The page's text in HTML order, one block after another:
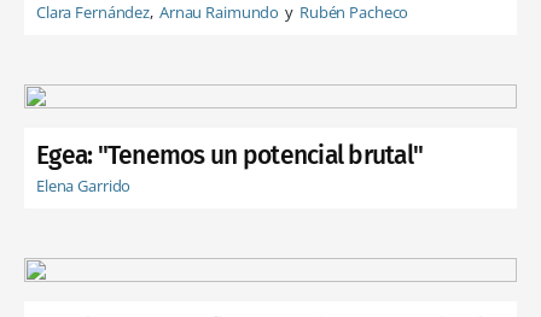
Clara Fernández Arnau Raimundo Rubén Pacheco
Egea: "Tenemos un potencial brutal"
Elena Garrido